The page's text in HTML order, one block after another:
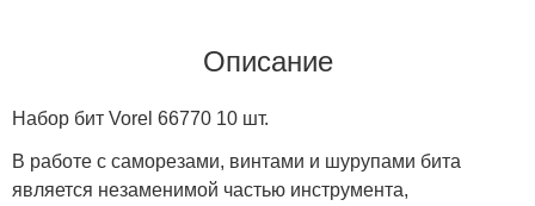
Описание
Набор бит Vorel 66770 10 шт.
В работе с саморезами, винтами и шурупами бита
является незаменимой частью инструмента,